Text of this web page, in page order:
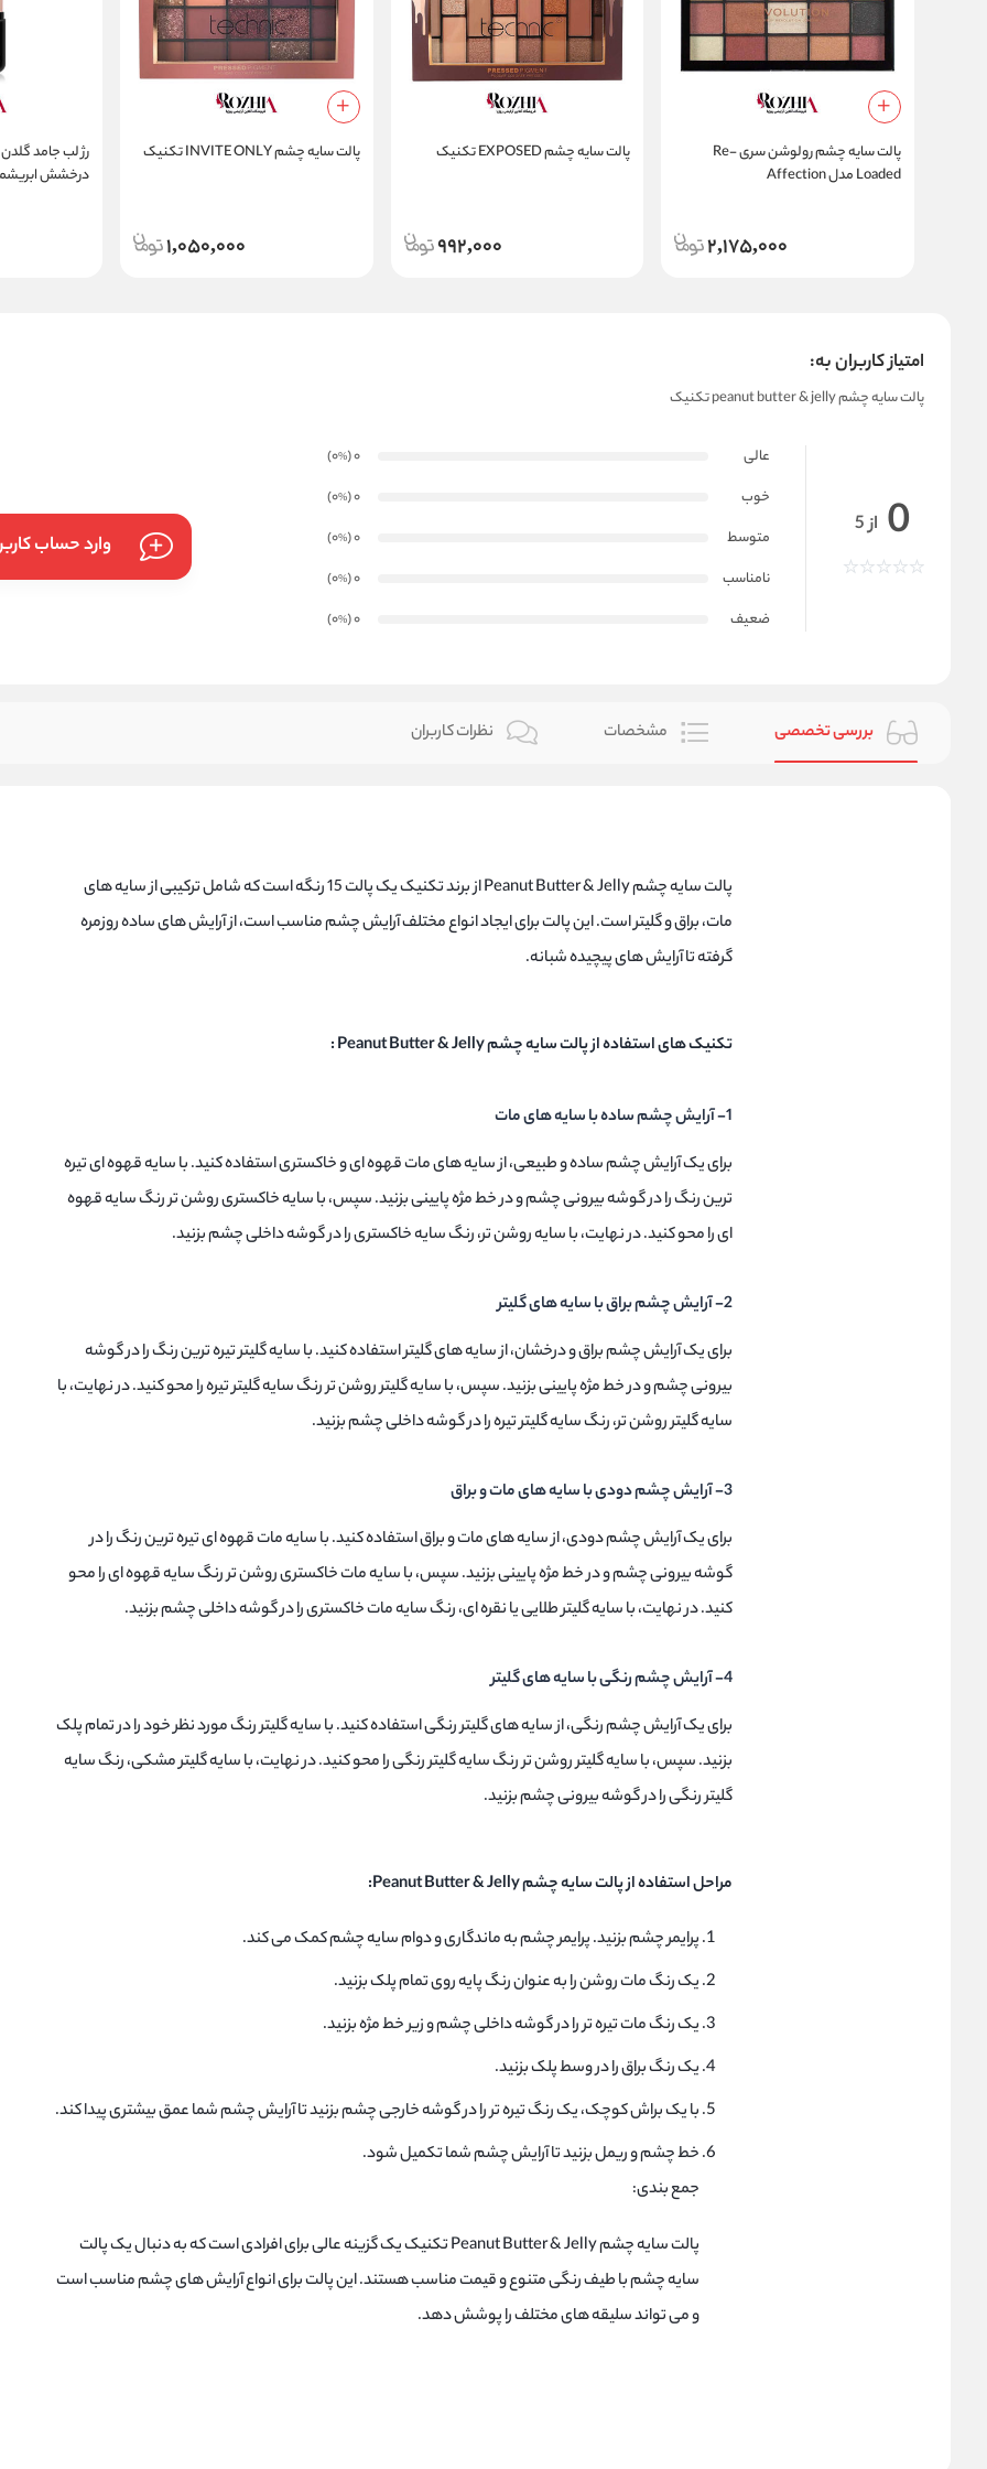
پالت سایه چشم رولوشن سری Re-
Loaded مدل Affection
2,175,000
پالت سایه چشم EXPOSED تکنیک
992,000
پالت سایه چشم INVITE ONLY تکنیک
1,050,000
امتیاز کاربران به:
پالت سایه چشم peanut butter & jelly تکنیک
0 از 5
عالی 0
(0
%
)
خوب
0
(0
%
)
متوسط
0
(0
%
)
نامناسب
0
(0
%
)
ضعیف
0
(0
%
)
وارد حساب
بررسی تخصصی مشخصات نظرات کاربران
پالت سایه چشم Peanut Butter & Jelly از برند تکنیک یک پالت 15 رنگه است که شامل ترکیبی از سایه های
مات، براق و گلیتر است. این پالت برای ایجاد انواع مختلف آرایش چشم مناسب است، از آرایش های ساده روزمره
گرفته تا آرایش های پیچیده شبانه.
تکنیک های استفاده از پالت سایه چشم Peanut Butter & Jelly :
1- آرایش چشم ساده با سایه های مات
برای یک آرایش چشم ساده و طبیعی، از سایه های مات قهوه ای و خاکستری استفاده کنید. با سایه قهوه ای تیره
ترین رنگ را در گوشه بیرونی چشم و در خط مژه پایینی بزنید. سپس، با سایه خاکستری روشن تر رنگ سایه قهوه
ای را محو کنید. در نهایت، با سایه روشن تر، رنگ سایه خاکستری را در گوشه داخلی چشم بزنید.
2- آرایش چشم براق با سایه های گلیتر
برای یک آرایش چشم براق و درخشان، از سایه های گلیتر استفاده کنید. با سایه گلیتر تیره ترین رنگ را در گوشه
بیرونی چشم و در خط مژه پایینی بزنید. سپس، با سایه گلیتر روشن تر رنگ سایه گلیتر تیره را محو کنید. در نهایت، با
سایه گلیتر روشن تر، رنگ سایه گلیتر تیره را در گوشه داخلی چشم بزنید.
3- آرایش چشم دودی با سایه های مات و براق
برای یک آرایش چشم دودی، از سایه های مات و براق استفاده کنید. با سایه مات قهوه ای تیره ترین رنگ را در
گوشه بیرونی چشم و در خط مژه پایینی بزنید. سپس، با سایه مات خاکستری روشن تر رنگ سایه قهوه ای را محو
کنید. در نهایت، با سایه گلیتر طلایی یا نقره ای، رنگ سایه مات خاکستری را در گوشه داخلی چشم بزنید.
4- آرایش چشم رنگی با سایه های گلیتر
برای یک آرایش چشم رنگی، از سایه های گلیتر رنگی استفاده کنید. با سایه گلیتر رنگ مورد نظر خود را در تمام پلک
بزنید. سپس، با سایه گلیتر روشن تر رنگ سایه گلیتر رنگی را محو کنید. در نهایت، با سایه گلیتر مشکی، رنگ سایه
گلیتر رنگی را در گوشه بیرونی چشم بزنید.
مراحل استفاده از پالت سایه چشم Peanut Butter & Jelly:
پرایمر چشم بزنید. پرایمر چشم به ماندگاری و دوام سایه چشم کمک می کند.
یک رنگ مات روشن را به عنوان رنگ پایه روی تمام پلک بزنید.
یک رنگ مات تیره تر را در گوشه داخلی چشم و زیر خط مژه بزنید.
یک رنگ براق را در وسط پلک بزنید.
با یک براش کوچک، یک رنگ تیره تر را در گوشه خارجی چشم بزنید تا آرایش چشم شما عمق بیشتری پیدا کند.
خط چشم و ریمل بزنید تا آرایش چشم شما تکمیل شود.
جمع بندی:
پالت سایه چشم Peanut Butter & Jelly تکنیک یک گزینه عالی برای افرادی است که به دنبال یک پالت
سایه چشم با طیف رنگی متنوع و قیمت مناسب هستند. این پالت برای انواع آرایش های چشم مناسب است
و می تواند سلیقه های مختلف را پوشش دهد.